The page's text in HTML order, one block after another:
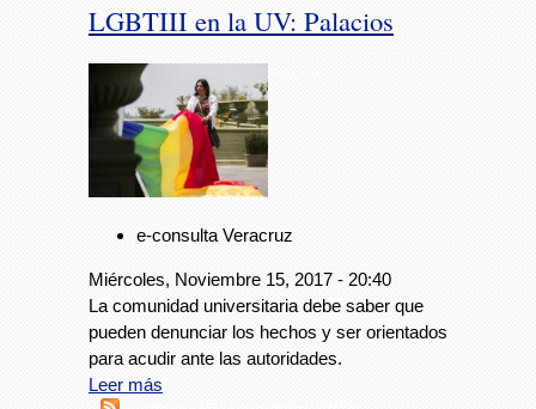
LGBTIII en la UV: Palacios
e-consulta Veracruz
Miércoles, Noviembre 15, 2017 - 20:40
La comunidad universitaria debe saber que
pueden denunciar los hechos y ser orientados
para acudir ante las autoridades.
Leer más